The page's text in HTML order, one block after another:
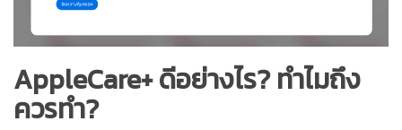
AppleCare+ ดีอย่างไร? ทำไมถึง
ควรทำ?